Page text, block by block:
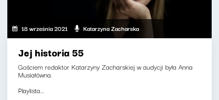
18 września 2021 Katarzyna Zacharska
Jej historia 55
Gościem redaktor Katarzyny Zacharskiej w audycji była Anna
Musiałówna.
Playlista...